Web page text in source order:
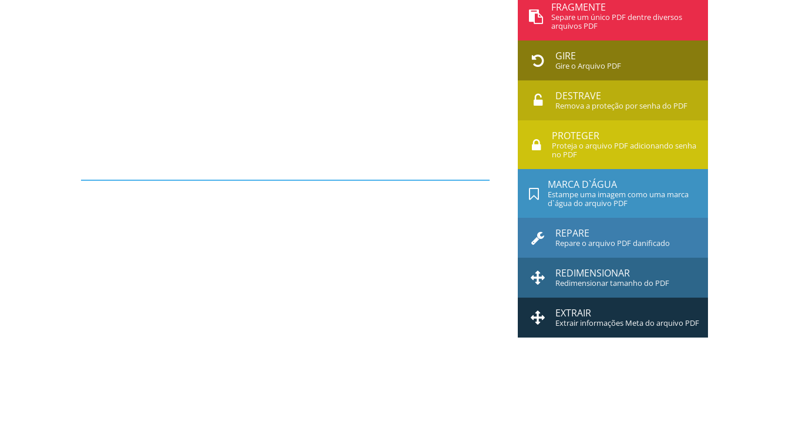
FRAGMENTE
Separe um único PDF dentre diversos
arquivos PDF
GIRE
Gire o Arquivo PDF
DESTRAVE
Remova a proteção por senha do PDF
PROTEGER
Proteja o arquivo PDF adicionando senha
no PDF
MARCA D`ÁGUA
Estampe uma imagem como uma marca
d`água do arquivo PDF
REPARE
Repare o arquivo PDF danificado
REDIMENSIONAR
Redimensionar tamanho do PDF
EXTRAIR
Extrair informações Meta do arquivo PDF